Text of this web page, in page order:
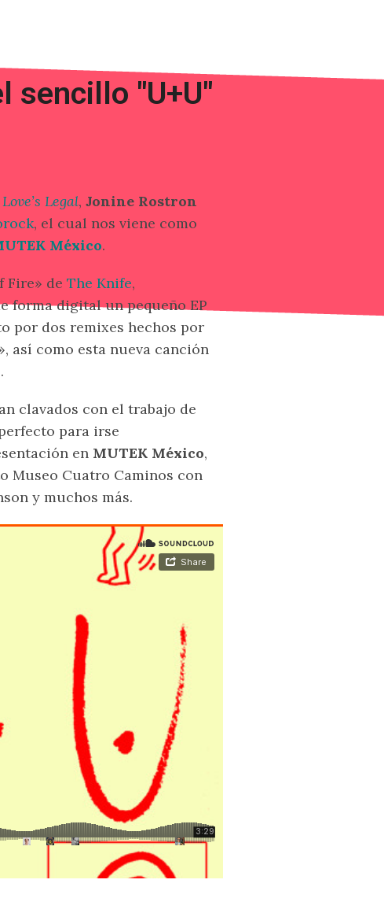
sencillo "U+U"
Legal, Jonine Rostron
, el cual nos viene como
México.
Fire» de The Knife,
forma digital un pequeño EP
por dos remixes hechos por
así como esta nueva canción
clavados con el trabajo de
para irse
en MUTEK México,
Museo Cuatro Caminos con
y muchos más.